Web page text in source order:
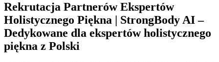
Rekrutacja Partnerów Ekspertów
Holistycznego Piękna | StrongBody AI –
Dedykowane dla ekspertów holistycznego
piękna z Polski